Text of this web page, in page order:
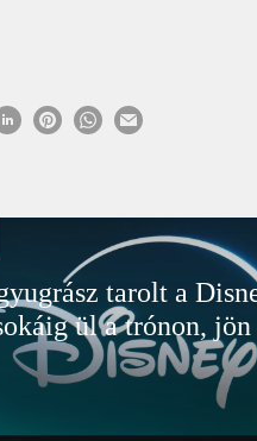
tarolt a
ül a trónon,